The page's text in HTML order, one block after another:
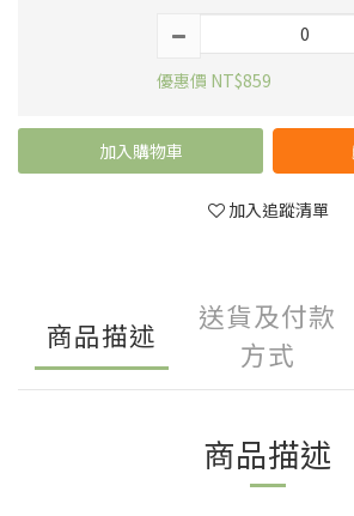
優惠價 NT$859
加入購物車
加入追蹤清單
商品描述
送貨及付款
方式
商品描述